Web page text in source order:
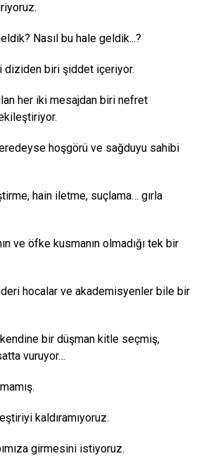
Nasıl bu hale geldik...?
diziden biri şiddet içeriyor.
her iki mesajdan biri nefret
hoşgörü ve sağduyu sahibi
hain iletme, suçlama… gırla
ve öfke kusmanın olmadığı tek bir
hocalar ve akademisyenler bile bir
bir düşman kitle seçmiş,
vuruyor…
kaldıramıyoruz.
girmesini istiyoruz.